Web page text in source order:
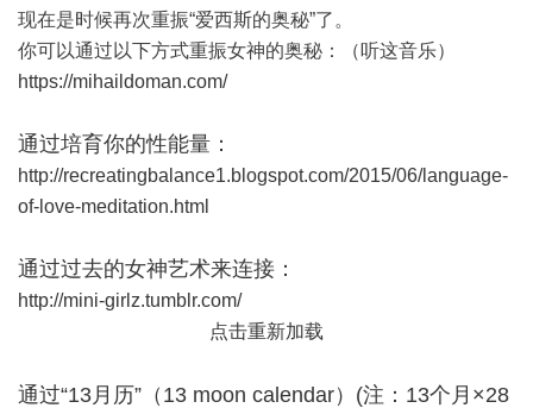
现在是时候再次重振“爱西斯的奥秘”了。
你可以通过以下方式重振女神的奥秘：（听这音乐）
https://mihaildoman.com/
通过培育你的性能量：
http://recreatingbalance1.blogspot.com/2015/06/language-
of-love-meditation.html
通过过去的女神艺术来连接：
http://mini-girlz.tumblr.com/
点击重新加载
通过“13月历”（13 moon calendar）(注：13个月×28